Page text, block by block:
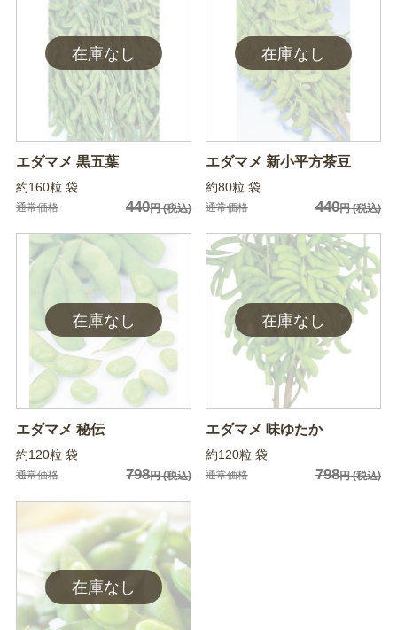
エダマメ 黒五葉
約160粒 袋
通常価格 440円(税込)
エダマメ 新小平方茶豆
約80粒 袋
通常価格 440円(税込)
エダマメ 秘伝
約120粒 袋
通常価格 798円(税込)
エダマメ 味ゆたか
約120粒 袋
通常価格 798円(税込)